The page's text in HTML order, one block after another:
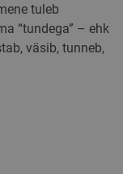
tuleb
“tundega” – ehk
väsib, tunneb,